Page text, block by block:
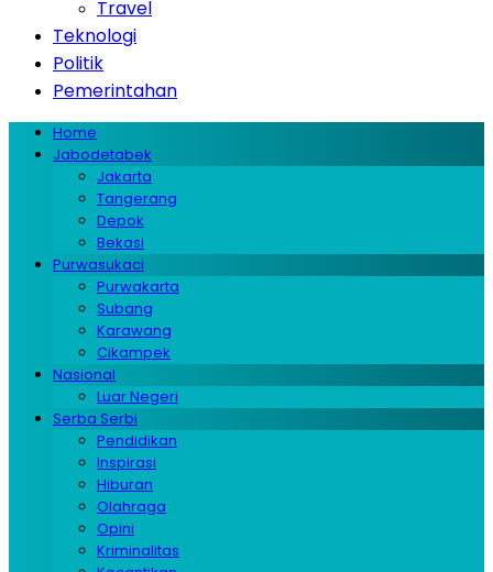
Travel
Teknologi
Politik
Pemerintahan
Home
Jabodetabek
Jakarta
Tangerang
Depok
Bekasi
Purwasukaci
Purwakarta
Subang
Karawang
Cikampek
Nasional
Luar Negeri
Serba Serbi
Pendidikan
Inspirasi
Hiburan
Olahraga
Opini
Kriminalitas